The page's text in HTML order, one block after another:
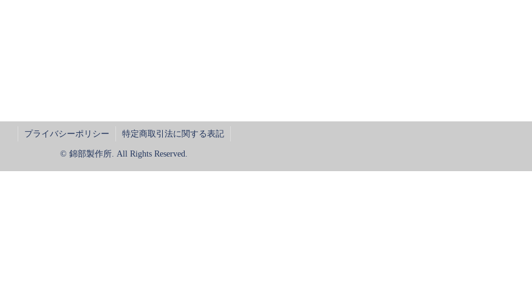
プライバシーポリシー 特定商取引法に関する表記
© 錦部製作所. All Rights Reserved.